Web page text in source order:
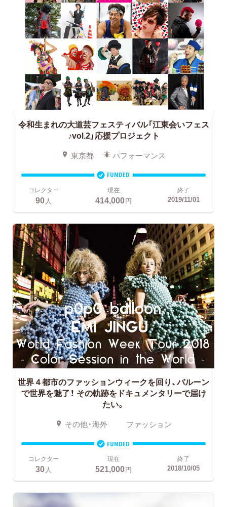
令和生まれの大道芸フェスティバル「江東会いフェス
♪vol.2」応援プロジェクト
東京都 パフォーマンス
FUNDED
コレクター
90 人
現在
414,000円
終了
2019/11/01
世界４都市のファッションウィークを回り、バルーン
で世界を魅了！ その軌跡をドキュメンタリーで届け
たい。
その他・海外 ファッション
FUNDED
コレクター
30人
現在
521,000円
終了
2018/10/05